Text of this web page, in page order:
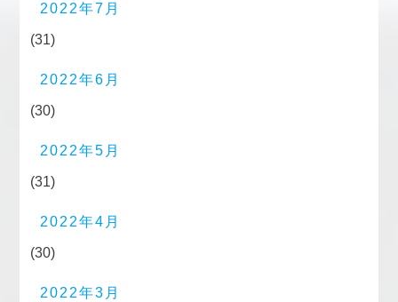
2022年7月
(31)
2022年6月
(30)
2022年5月
(31)
2022年4月
(30)
2022年3月